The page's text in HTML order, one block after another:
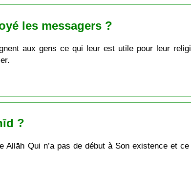
les messagers ?
aux gens ce qui leur est utile pour leur
?
Allāh Qui n’a pas de début à Son existence et